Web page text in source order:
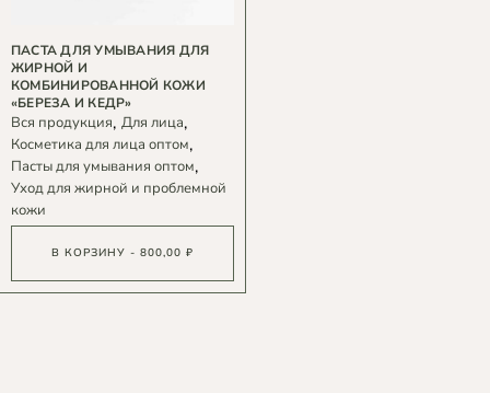
ПАСТА ДЛЯ УМЫВАНИЯ ДЛЯ
ЖИРНОЙ И
КОМБИНИРОВАННОЙ КОЖИ
«БЕРЕЗА И КЕДР»
Вся продукция Для лица
Косметика для лица оптом
Пасты для умывания оптом
Уход для жирной и проблемной
кожи
В КОРЗИНУ - 800,00 ₽